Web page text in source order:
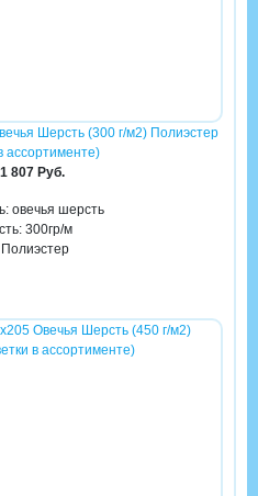
Шерсть (300 г/м2) Полиэстер
ассортименте)
1 807 Руб.
овечья шерсть
300гр/м